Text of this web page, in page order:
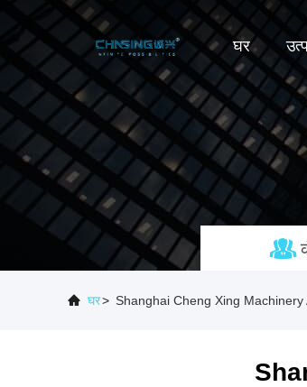
घर
घर> Shanghai Cheng Xing Machinery